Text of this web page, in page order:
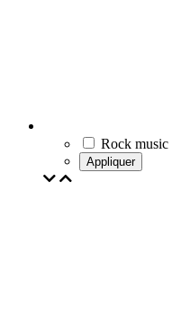
Rock music
Appliquer